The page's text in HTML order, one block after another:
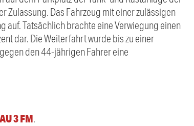
Das Fahrzeug mit einer zulässigen
auf. Tatsächlich brachte eine Verwiegung einen
dar. Die Weiterfahrt wurde bis zu einer
den 44-jährigen Fahrer eine
3 FM.